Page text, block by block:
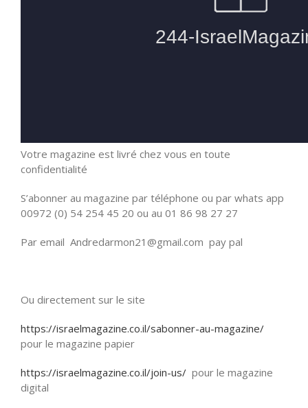
Votre magazine est livré chez vous en toute
confidentialité
S’abonner au magazine par téléphone ou par whats app
00972 (0) 54 254 45 20 ou au 01 86 98 27 27
Par email Andredarmon21@gmail.com pay pal
Ou directement sur le site
https://israelmagazine.co.il/sabonner-au-magazine/
pour le magazine papier
https://israelmagazine.co.il/join-us/ pour le magazine
digital